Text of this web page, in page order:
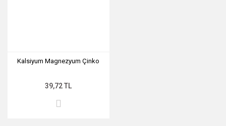
Kalsiyum Magnezyum Çinko
39,72 TL